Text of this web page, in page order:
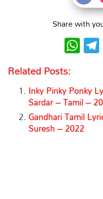
Share with
Related Posts:
Inky Pinky Ponky
Sardar – Tamil –
Gandhari Tamil
Suresh – 2022